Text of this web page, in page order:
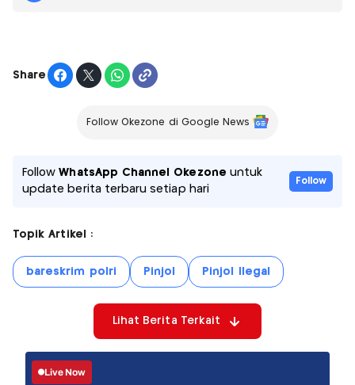
Share
Follow Okezone di Google News
FollowWhatsApp Channel Okezone untuk
update berita terbaru setiap hari
Follow
Topik Artikel :
bareskrim polri Pinjol Pinjol Ilegal
Lihat Berita Terkait
Live Now